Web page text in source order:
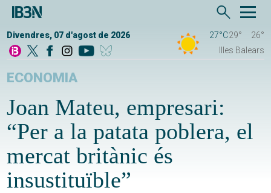
Divendres, 07 d'agost de 2026 27°C29°
26°
Illes Balears
ECONOMIA
Joan Mateu, empresari:
“Per a la patata poblera, el
mercat britànic és
insustituïble”